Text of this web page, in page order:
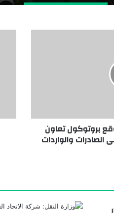
بروتوكول تعاون
الصادرات والواردات